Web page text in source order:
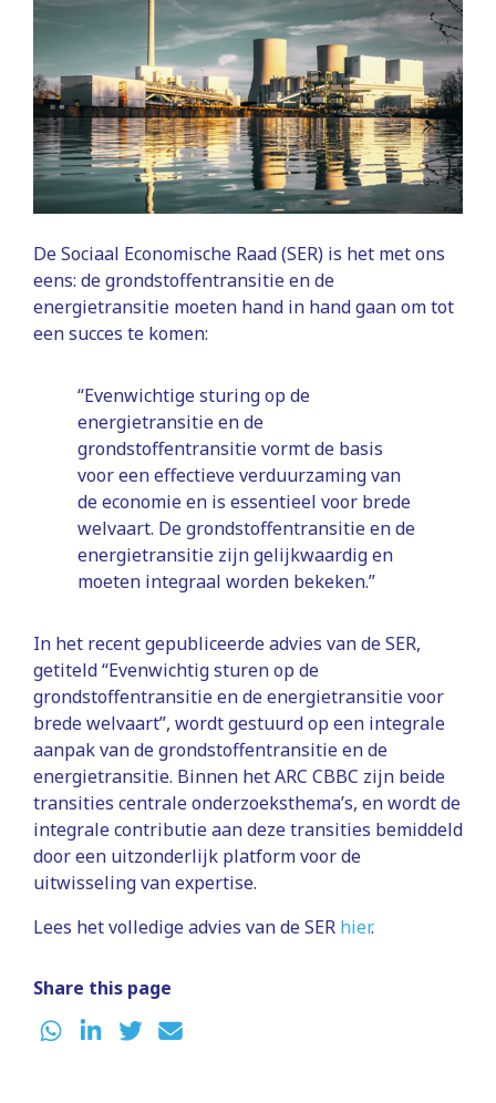
De Sociaal Economische Raad (SER) is het met ons
eens: de grondstoffentransitie en de
energietransitie moeten hand in hand gaan om tot
een succes te komen:
“Evenwichtige sturing op de
energietransitie en de
grondstoffentransitie vormt de basis
voor een effectieve verduurzaming van
de economie en is essentieel voor brede
welvaart. De grondstoffentransitie en de
energietransitie zijn gelijkwaardig en
moeten integraal worden bekeken.”
In het recent gepubliceerde advies van de SER,
getiteld “Evenwichtig sturen op de
grondstoffentransitie en de energietransitie voor
brede welvaart”, wordt gestuurd op een integrale
aanpak van de grondstoffentransitie en de
energietransitie. Binnen het ARC CBBC zijn beide
transities centrale onderzoeksthema’s, en wordt de
integrale contributie aan deze transities bemiddeld
door een uitzonderlijk platform voor de
uitwisseling van expertise.
Lees het volledige advies van de SER hier.
Share this page